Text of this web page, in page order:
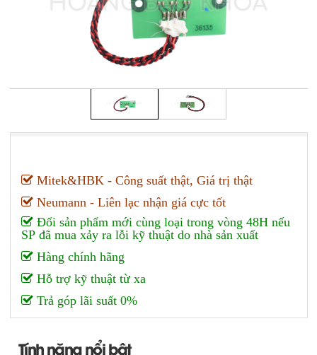
Mitek&HBK - Công suất thật, Giá trị thật
Neumann - Liên lạc nhận giá cực tốt
Đổi sản phẩm mới cùng loại trong vòng 48H nếu
SP đã mua xảy ra lỗi kỹ thuật do nhà sản xuất
Hàng chính hãng
Hỗ trợ kỹ thuật từ xa
Trả góp lãi suất 0%
Tính năng nổi bật